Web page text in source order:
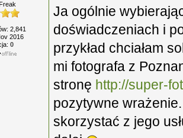
2,841
2016
0
Ja ogólnie
doświadczeniach i
przykład chciałam
mi fotografa z
stronę http://super-
pozytywne
skorzystać z jego